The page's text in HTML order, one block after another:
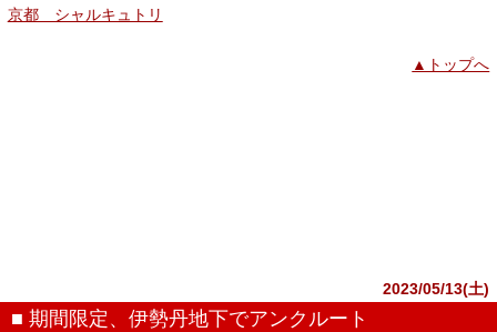
京都 シャルキュトリ
▲トップへ
2023/05/13(土)
■ 期間限定、伊勢丹地下でアンクルート